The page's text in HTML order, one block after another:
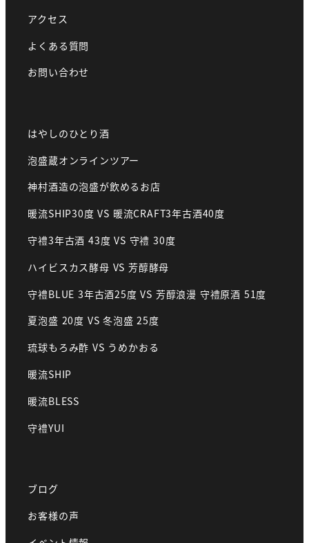
アクセス
よくある質問
お問い合わせ
はやしのひとり酒
泡盛蔵オンラインツアー
神村酒造の泡盛が飲めるお店
暖流SHIP30度 VS 暖流CRAFT3年古酒40度
守禮3年古酒 43度 VS 守禮 30度
ハイビスカス酵母 VS 芳醇酵母
守禮BLUE 3年古酒25度 VS 芳醇浪漫 守禮原酒 51度
夏泡盛 20度 VS 冬泡盛 25度
琉球もろみ酢 VS うめかおる
暖流SHIP
暖流BLESS
守禮YUI
ブログ
お客様の声